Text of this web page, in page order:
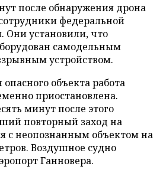
после обнаружения дрона
федеральной
установили, что
самодельным
устройством.
объекта работа
приостановлена.
минут после этого
повторный заход на
с неопознанным объектом на
Воздушное судно
Ганновера.